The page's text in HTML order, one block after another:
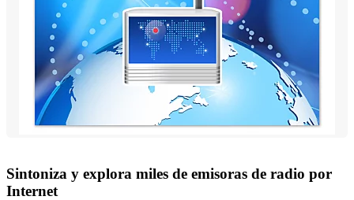
Sintoniza y explora miles de emisoras de radio por
Internet